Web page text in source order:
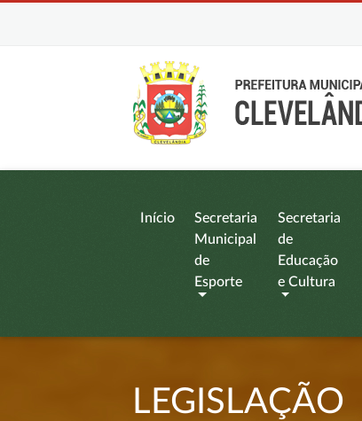
Início
Secretaria
Municipal
de
Esporte
Secretaria
de
Educação
e Cultura
LEGISLAÇÃO